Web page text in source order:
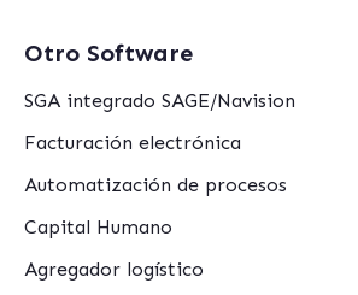
Otro Software
SGA integrado SAGE/Navision
Facturación electrónica
Automatización de procesos
Capital Humano
Agregador logístico